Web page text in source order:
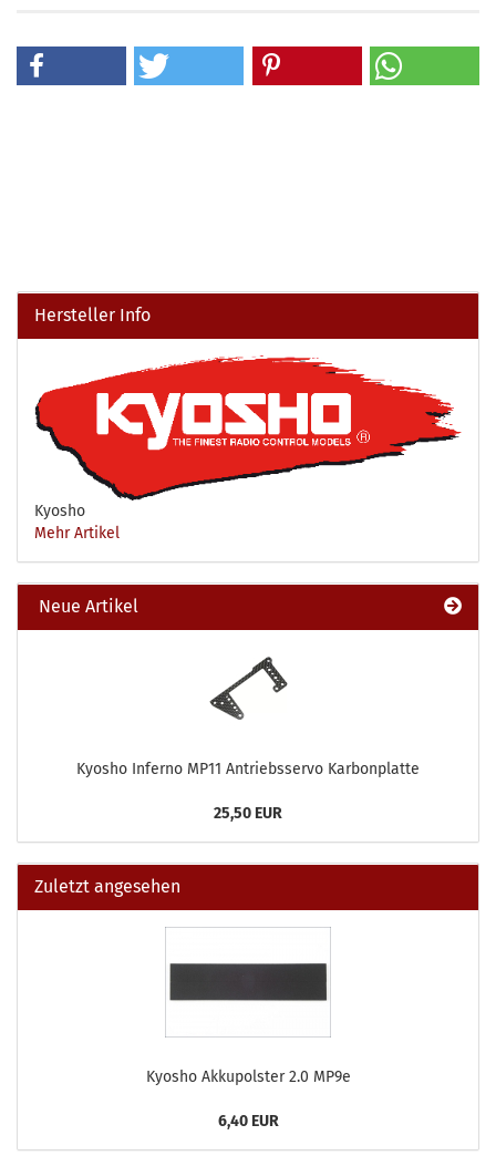
Hersteller Info
Kyosho
Mehr Artikel
Neue Artikel
Kyosho Inferno MP11 Antriebsservo Karbonplatte
25,50 EUR
Zuletzt angesehen
Kyosho Akkupolster 2.0 MP9e
6,40 EUR